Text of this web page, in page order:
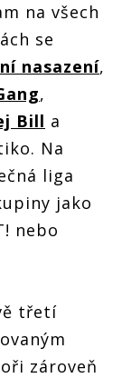
na všech
se
nasazení,
,
Bill a
Na
liga
jako
nebo
třetí
zároveň